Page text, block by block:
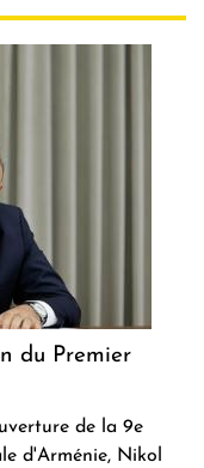
du Premier
de la 9e
d'Arménie, Nikol